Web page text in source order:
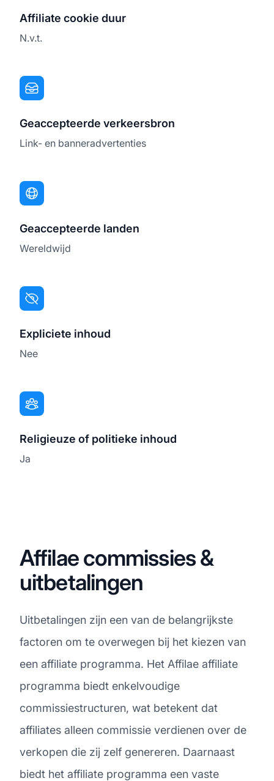
Affiliate cookie duur
N.v.t.
Geaccepteerde verkeersbron
Link- en banneradvertenties
Geaccepteerde landen
Wereldwijd
Expliciete inhoud
Nee
Religieuze of politieke inhoud
Ja
Affilae commissies &
uitbetalingen
Uitbetalingen zijn een van de belangrijkste
factoren om te overwegen bij het kiezen van
een affiliate programma. Het Affilae affiliate
programma biedt enkelvoudige
commissiestructuren, wat betekent dat
affiliates alleen commissie verdienen over de
verkopen die zij zelf genereren. Daarnaast
biedt het affiliate programma een vaste